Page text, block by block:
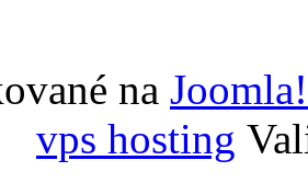
na Joomla!
vps hosting